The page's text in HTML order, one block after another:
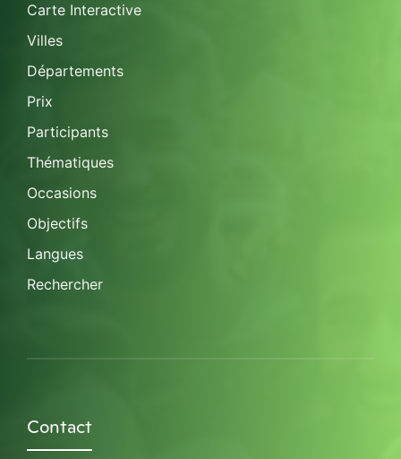
Carte Interactive
Villes
Départements
Prix
Participants
Thématiques
Occasions
Objectifs
Langues
Rechercher
Contact